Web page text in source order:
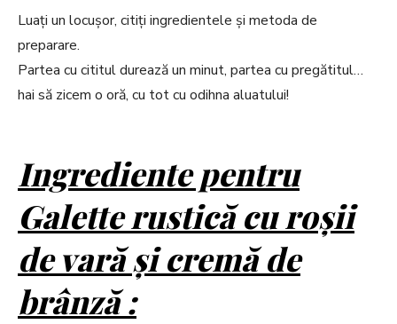
Luați un locușor, citiți ingredientele și metoda de
preparare.
Partea cu cititul durează un minut, partea cu pregătitul…
hai să zicem o oră, cu tot cu odihna aluatului!
Ingrediente pentru
Galette rustică cu roșii
de vară și cremă de
brânză :